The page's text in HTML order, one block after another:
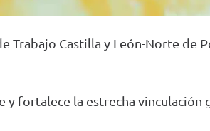
Trabajo Castilla y León-Norte de
y fortalece la estrecha vinculación